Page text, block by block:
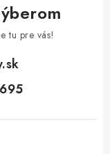
tu pre vás!